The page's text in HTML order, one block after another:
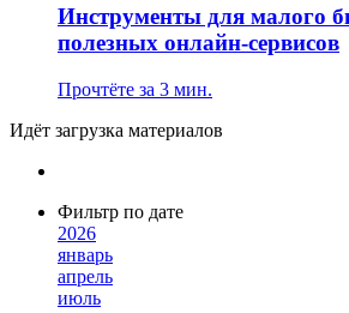
Инструменты для малого
полезных онлайн-сервисов
Прочтёте за 3 мин.
Идёт загрузка материалов
Фильтр по дате
2026
январь
апрель
июль